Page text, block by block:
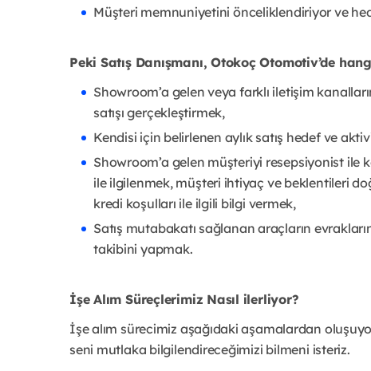
Müşteri memnuniyetini önceliklendiriyor ve
Peki Satış Danışmanı, Otokoç Otomotiv’de
Showroom’a gelen veya farklı iletişim
satışı gerçekleştirmek,
Kendisi için belirlenen aylık satış hedef ve
Showroom’a gelen müşteriyi resepsiyonist ile
ile ilgilenmek, müşteri ihtiyaç ve beklentileri
kredi koşulları ile ilgili bilgi vermek,
Satış mutabakatı sağlanan araçların
takibini yapmak.
İşe Alım Süreçlerimiz Nasıl ilerliyor?
İşe alım sürecimiz aşağıdaki aşamalardan
seni mutlaka bilgilendireceğimizi bilmeni isteriz.